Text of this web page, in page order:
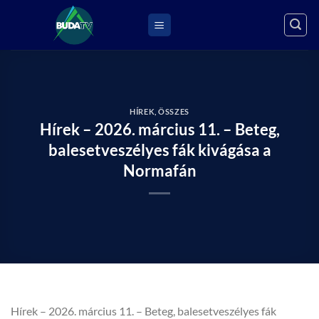
HÍREK ,ÖSSZES
Hírek – 2026. március 11. – Beteg,
balesetveszélyes fák kivágása a
Normafán
Hírek – 2026. március 11. – Beteg, balesetveszélyes fák